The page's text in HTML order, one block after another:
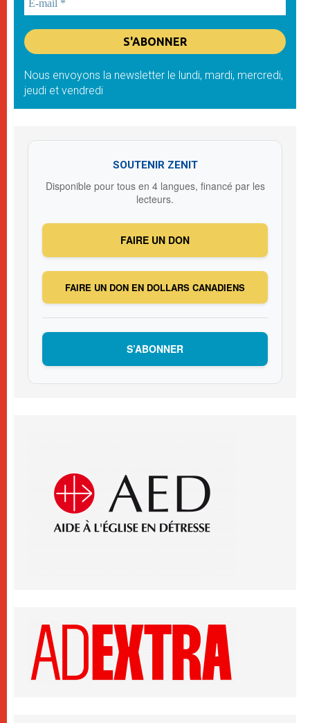
Nous envoyons la newsletter le lundi, mardi, mercredi,
jeudi et vendredi
SOUTENIR ZENIT
Disponible pour tous en 4 langues, financé par les
lecteurs.
FAIRE UN DON
FAIRE UN DON EN DOLLARS CANADIENS
S’ABONNER